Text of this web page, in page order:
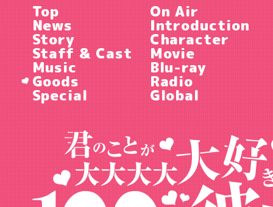
Top On Air
News Introduction
Story Character
Staff & Cast Movie
Music Blu-ray
Goods Radio
Special Global